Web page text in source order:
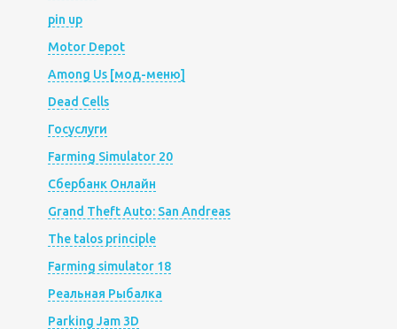
pin up
Motor Depot
Among Us [мод-меню]
Dead Cells
Госуслуги
Farming Simulator 20
Сбербанк Онлайн
Grand Theft Auto: San Andreas
The talos principle
Farming simulator 18
Реальная Рыбалка
Parking Jam 3D